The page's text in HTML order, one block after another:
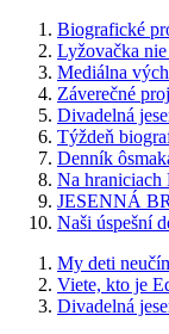
Biografické
Lyžovačka
Mediálna
Záverečné
Divadelná
Týždeň
Denník
Na hraniciach
JESENNÁ
Naši úspešní
My deti
Viete, kto je
Divadelná